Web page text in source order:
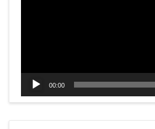
00:00